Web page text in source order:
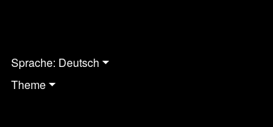
Sprache: Deutsch
Theme